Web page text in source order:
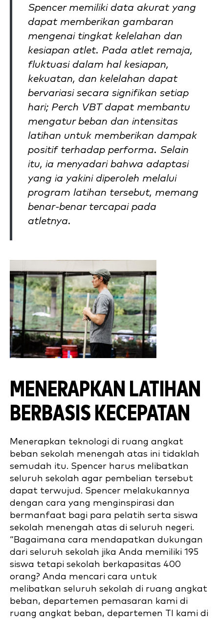
Spencer memiliki data akurat yang
dapat memberikan gambaran
mengenai tingkat kelelahan dan
kesiapan atlet. Pada atlet remaja,
fluktuasi dalam hal kesiapan,
kekuatan, dan kelelahan dapat
bervariasi secara signifikan setiap
hari; Perch VBT dapat membantu
mengatur beban dan intensitas
latihan untuk memberikan dampak
positif terhadap performa. Selain
itu, ia menyadari bahwa adaptasi
yang ia yakini diperoleh melalui
program latihan tersebut, memang
benar-benar tercapai pada
atletnya.
MENERAPKAN LATIHAN
BERBASIS KECEPATAN
Menerapkan teknologi di ruang angkat
beban sekolah menengah atas ini tidaklah
semudah itu. Spencer harus melibatkan
seluruh sekolah agar pembelian tersebut
dapat terwujud. Spencer melakukannya
dengan cara yang menginspirasi dan
bermanfaat bagi para pelatih serta siswa
sekolah menengah atas di seluruh negeri.
“Bagaimana cara mendapatkan dukungan
dari seluruh sekolah jika Anda memiliki 195
siswa tetapi sekolah berkapasitas 400
orang? Anda mencari cara untuk
melibatkan seluruh sekolah di ruang angkat
beban, departemen pemasaran kami di
ruang angkat beban, departemen TI kami di